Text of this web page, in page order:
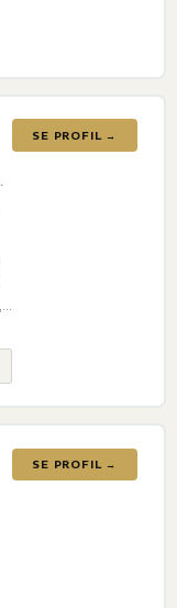
SE PROFIL →
SE PROFIL →